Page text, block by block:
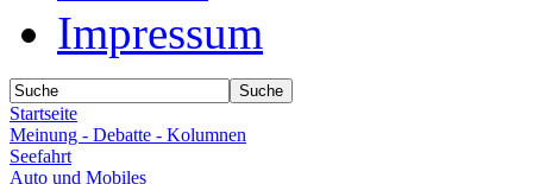
Impressum
Startseite
Meinung - Debatte - Kolumnen
Seefahrt
Auto und Mobiles